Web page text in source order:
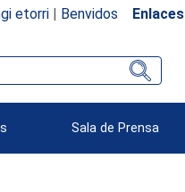
etorri| Benvidos Enlaces
Sala de Prensa